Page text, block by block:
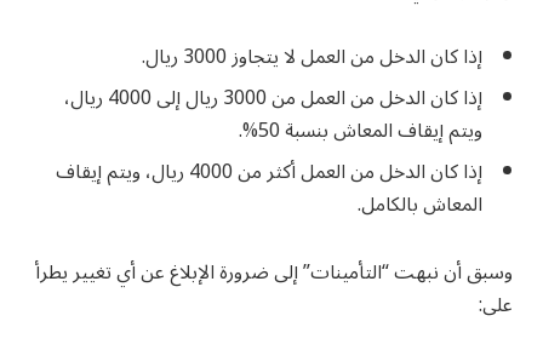
إذا كان الدخل من العمل لا يتجاوز 3000 ريال.
إذا كان الدخل من العمل من 3000 ريال إلى 4000 ريال،
ويتم إيقاف المعاش بنسبة 50%.
إذا كان الدخل من العمل أكثر من 4000 ريال، ويتم إيقاف
المعاش بالكامل.
وسبق أن نبهت “التأمينات” إلى ضرورة الإبلاغ عن أي تغيير يطرأ
على: